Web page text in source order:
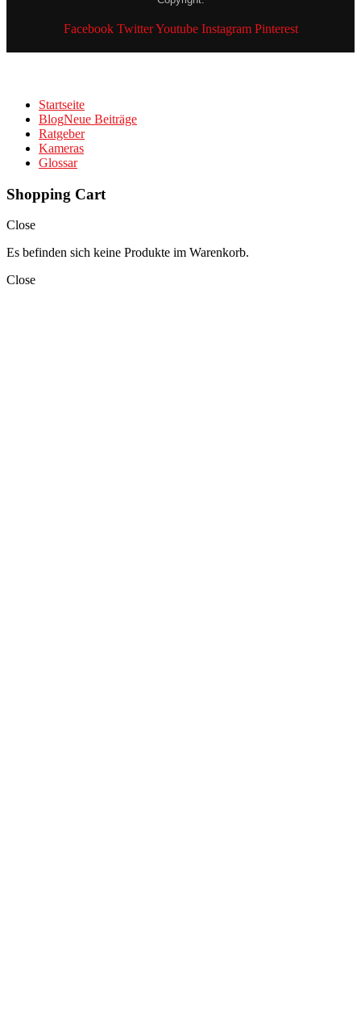
Facebook Twitter Youtube Instagram Pinterest
Startseite
BlogNeue Beiträge
Ratgeber
Kameras
Glossar
Shopping Cart
Close
Es befinden sich keine Produkte im Warenkorb.
Close